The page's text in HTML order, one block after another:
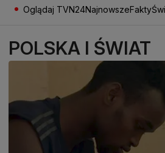
Oglądaj TVN24NajnowszeFakty
POLSKA I ŚWIAT